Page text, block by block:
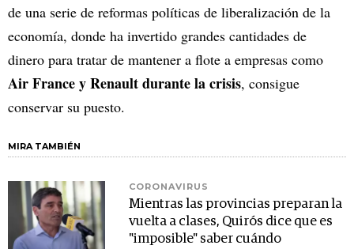
de una serie de reformas políticas de liberalización de la
economía, donde ha invertido grandes cantidades de
dinero para tratar de mantener a flote a empresas como
Air France y Renault durante la crisis, consigue
conservar su puesto.
MIRA TAMBIÉN
CORONAVIRUS
Mientras las provincias preparan la
vuelta a clases, Quirós dice que es
"imposible" saber cuándo